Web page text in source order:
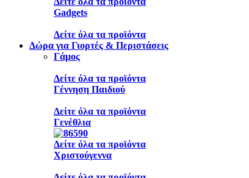
Gadgets
Δείτε όλα τα προϊόντα
Δώρα για Γιορτές & Περιστάσεις
Γάμος
Δείτε όλα τα προϊόντα
Γέννηση Παιδιού
Δείτε όλα τα προϊόντα
Γενέθλια
Δείτε όλα τα προϊόντα
Χριστούγεννα